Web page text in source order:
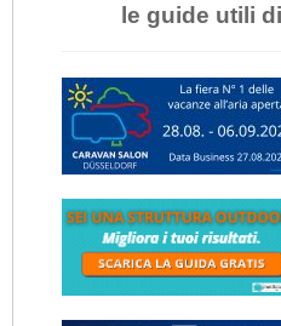
le guide utili